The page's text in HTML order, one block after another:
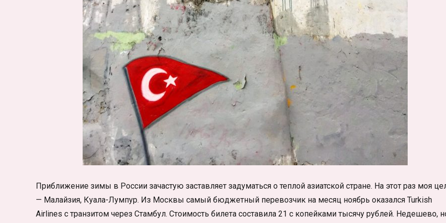
Приближение зимы в России зачастую заставляет задуматься о теплой азиатской стране. На этот раз моя
— Малайзия, Куала-Лумпур. Из Москвы самый бюджетный перевозчик на месяц ноябрь оказался Turkish
Airlines c транзитом через Стамбул. Стоимость билета составила 21 с копейками тысячу рублей. Недешево,